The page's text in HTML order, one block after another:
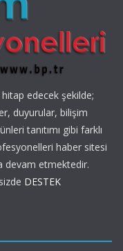
edecek şekilde;
duyurular, bilişim
tanıtımı gibi farklı
haber sitesi
devam etmektedir.
DESTEK